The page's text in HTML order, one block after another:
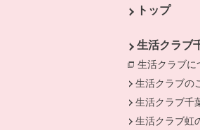
トップ
生活クラブ
生活クラブに
生活クラブの
生活クラブ千
生活クラブ虹